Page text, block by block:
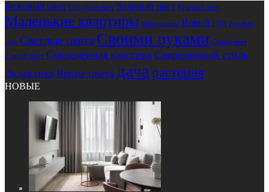
Бежевый цвет Голубой цвет Зеленый цвет Красный цвет
Маленькие квартиры Минимализм Новый год Розовый
цвет Светлые цвета Своими руками Серый цвет
Синий цвет Современная классика Современный стиль
Эклектика Яркие цвета дача растения
НОВЫЕ